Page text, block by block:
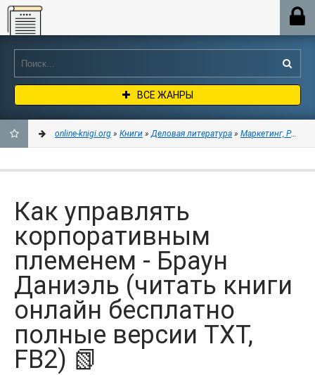
Online-knigi.org
ВСЕ ЖАНРЫ
ЗАКЛАДКИ
online-knigi.org » Книги »Деловая литература » Маркетинг, PR,
Как управлять
корпоративным
племенем - Браун
Даниэль (читать книги
онлайн бесплатно
полные версии TXT,
FB2) 📗